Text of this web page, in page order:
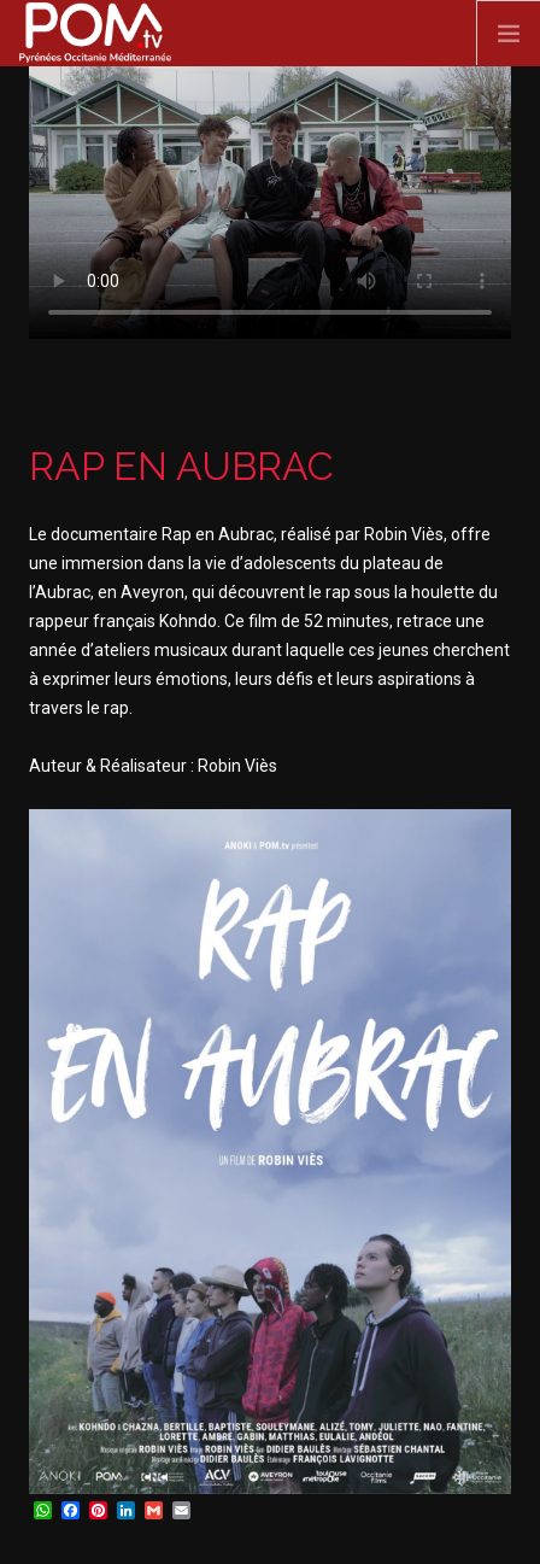
ACCUEIL
SPECTACLE VIVANT
FILMS
DOCUMENTAIRES
RAP EN AUBRAC
Le documentaire Rap en Aubrac, réalisé par Robin Viès, offre
une immersion dans la vie d’adolescents du plateau de
l’Aubrac, en Aveyron, qui découvrent le rap sous la houlette du
rappeur français Kohndo. Ce film de 52 minutes, retrace une
année d’ateliers musicaux durant laquelle ces jeunes cherchent
à exprimer leurs émotions, leurs défis et leurs aspirations à
travers le rap.
Auteur & Réalisateur : Robin Viès
WhatsApp
Facebook
Pinterest
LinkedIn
Gmail